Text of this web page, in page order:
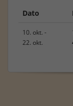
Dato
10. okt. -
22. okt.